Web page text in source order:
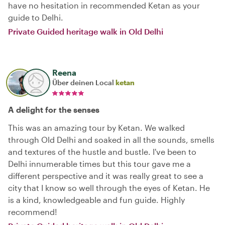
have no hesitation in recommended Ketan as your
guide to Delhi.
Private Guided heritage walk in Old Delhi
Reena
Über deinen Local ketan
A delight for the senses
This was an amazing tour by Ketan. We walked
through Old Delhi and soaked in all the sounds, smells
and textures of the hustle and bustle. I've been to
Delhi innumerable times but this tour gave me a
different perspective and it was really great to see a
city that I know so well through the eyes of Ketan. He
is a kind, knowledgeable and fun guide. Highly
recommend!